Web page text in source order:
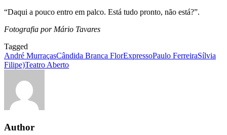
“Daqui a pouco entro em palco. Está tudo pronto, não está?”.
Fotografia por Mário Tavares
Tagged
André MurraçasCândida Branca FlorExpressoPaulo FerreiraSílvia
Filipe)Teatro Aberto
Author